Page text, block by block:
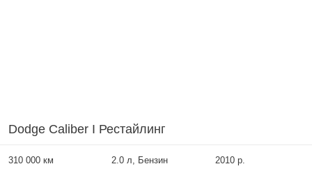
Dodge Caliber I Рестайлинг
310 000 км 2.0 л, Бензин
2010 р.